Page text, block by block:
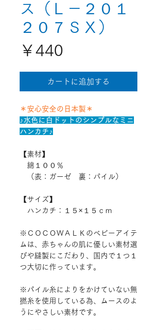
ス（Ｌ－２０１
２０７ＳＸ）
￥440
格
カートに追加する
＊安心安全の日本製＊
♪水色に白ドットのシンプルなミニ
ハンカチ♪
【素材】
綿１００％
（表：ガーゼ 裏：パイル）
【サイズ】
ハンカチ：１５×１５ｃｍ
※ＣＯＣＯＷＡＬＫのベビーアイテ
ムは、赤ちゃんの肌に優しい素材選
びや縫製にこだわり、国内で１つ１
つ大切に作っています。
※パイル糸によりをかけていない無
撚糸を使用している為、ムースのよ
うにやさしい素材です。